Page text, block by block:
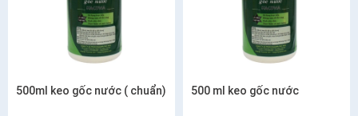
500ml keo gốc nước ( chuẩn) 500 ml keo gốc nước